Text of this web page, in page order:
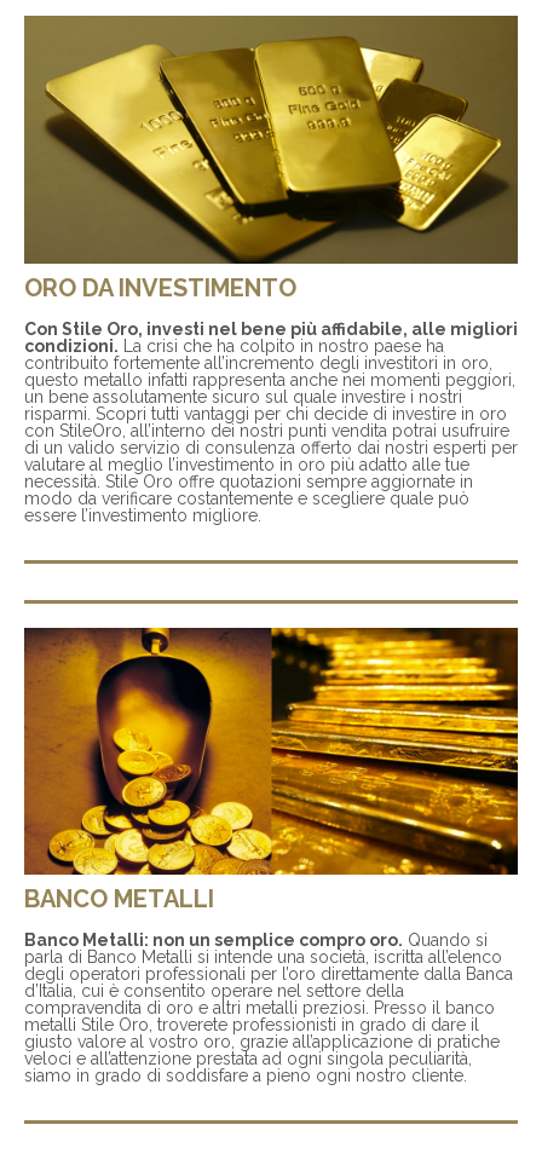
ORO DA INVESTIMENTO
Con Stile Oro, investi nel bene più affidabile, alle migliori
condizioni. La crisi che ha colpito in nostro paese ha
contribuito fortemente all’incremento degli investitori in oro,
questo metallo infatti rappresenta anche nei momenti peggiori,
un bene assolutamente sicuro sul quale investire i nostri
risparmi. Scopri tutti vantaggi per chi decide di investire in oro
con StileOro, all’interno dei nostri punti vendita potrai usufruire
di un valido servizio di consulenza offerto dai nostri esperti per
valutare al meglio l’investimento in oro più adatto alle tue
necessità. Stile Oro offre quotazioni sempre aggiornate in
modo da verificare costantemente e scegliere quale può
essere l’investimento migliore.
BANCO METALLI
Banco Metalli: non un semplice compro oro. Quando si
parla di Banco Metalli si intende una società, iscritta all’elenco
degli operatori professionali per l’oro direttamente dalla Banca
d’Italia, cui è consentito operare nel settore della
compravendita di oro e altri metalli preziosi. Presso il banco
metalli Stile Oro, troverete professionisti in grado di dare il
giusto valore al vostro oro, grazie all’applicazione di pratiche
veloci e all’attenzione prestata ad ogni singola peculiarità,
siamo in grado di soddisfare a pieno ogni nostro cliente.